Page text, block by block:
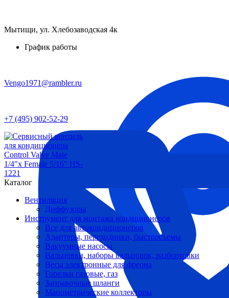
Мытищи, ул. Хлебозаводская 4к
График работы
Vengo1971@rambler.ru
+7 (495) 902-52-29
Каталог
Вентиляция
Диффузоры
Инструмент для монтажа кондиционеров
Все для автокондиционеров
Адаптеры, переходники, быстросъемы
Вакуумные насосы
Вальцовки, наборы вальцовок, разбортовки
Весы электронные для фреона
Горелки газовые, газ
Заправочные шланги
Манометрические коллекторы